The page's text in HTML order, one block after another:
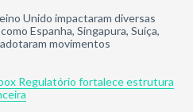
Unido impactaram diversas
Espanha, Singapura, Suíça,
movimentos
Regulatório fortalece estrutura